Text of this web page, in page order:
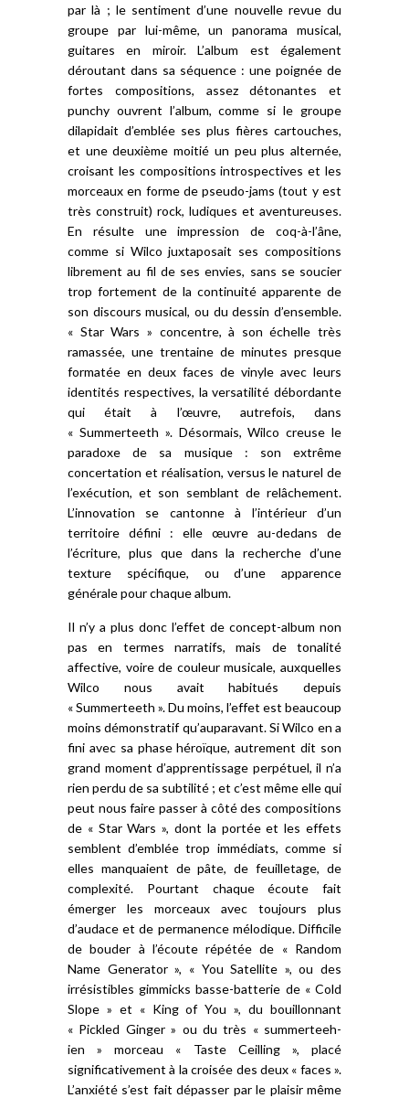
par là ; le sentiment d’une nouvelle revue du
groupe par lui-même, un panorama musical,
guitares en miroir. L’album est également
déroutant dans sa séquence : une poignée de
fortes compositions, assez détonantes et
punchy ouvrent l’album, comme si le groupe
dilapidait d’emblée ses plus fières cartouches,
et une deuxième moitié un peu plus alternée,
croisant les compositions introspectives et les
morceaux en forme de pseudo-jams (tout y est
très construit) rock, ludiques et aventureuses.
En résulte une impression de coq-à-l’âne,
comme si Wilco juxtaposait ses compositions
librement au fil de ses envies, sans se soucier
trop fortement de la continuité apparente de
son discours musical, ou du dessin d’ensemble.
« Star Wars » concentre, à son échelle très
ramassée, une trentaine de minutes presque
formatée en deux faces de vinyle avec leurs
identités respectives, la versatilité débordante
qui était à l’œuvre, autrefois, dans
« Summerteeth ». Désormais, Wilco creuse le
paradoxe de sa musique : son extrême
concertation et réalisation, versus le naturel de
l’exécution, et son semblant de relâchement.
L’innovation se cantonne à l’intérieur d’un
territoire défini : elle œuvre au-dedans de
l’écriture, plus que dans la recherche d’une
texture spécifique, ou d’une apparence
générale pour chaque album.
Il n’y a plus donc l’effet de concept-album non
pas en termes narratifs, mais de tonalité
affective, voire de couleur musicale, auxquelles
Wilco nous avait habitués depuis
« Summerteeth ». Du moins, l’effet est beaucoup
moins démonstratif qu’auparavant. Si Wilco en a
fini avec sa phase héroïque, autrement dit son
grand moment d’apprentissage perpétuel, il n’a
rien perdu de sa subtilité ; et c’est même elle qui
peut nous faire passer à côté des compositions
de « Star Wars », dont la portée et les effets
semblent d’emblée trop immédiats, comme si
elles manquaient de pâte, de feuilletage, de
complexité. Pourtant chaque écoute fait
émerger les morceaux avec toujours plus
d’audace et de permanence mélodique. Difficile
de bouder à l’écoute répétée de « Random
Name Generator », « You Satellite », ou des
irrésistibles gimmicks basse-batterie de « Cold
Slope » et « King of You », du bouillonnant
« Pickled Ginger » ou du très « summerteeh-
ien » morceau « Taste Ceilling », placé
significativement à la croisée des deux « faces ».
L’anxiété s’est fait dépasser par le plaisir même